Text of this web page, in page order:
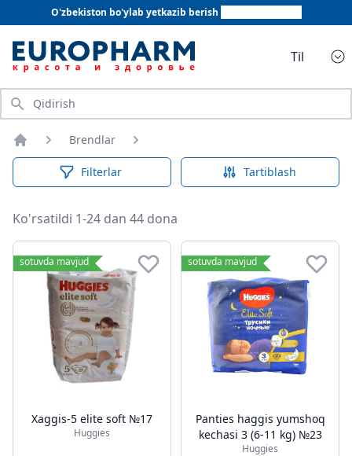
O'zbekiston bo'ylab yetkazib berish
Til
Qidirish
Bosh sahifa
Brendlar
Filterlar Tartiblash
Ko'rsatildi 1-24 dan 44 dona
sotuvda mavjud
Xaggis-5 elite soft №17
Huggies
sotuvda mavjud
Panties haggis yumshoq
kechasi 3 (6-11 kg) №23
Huggies